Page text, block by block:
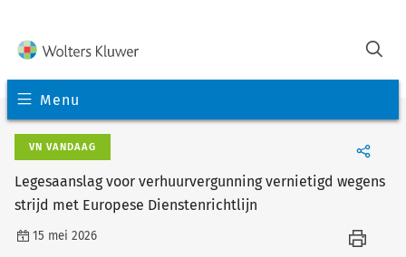
Menu
VN VANDAAG
Legesaanslag voor verhuurvergunning vernietigd wegens
strijd met Europese Dienstenrichtlijn
15 mei 2026